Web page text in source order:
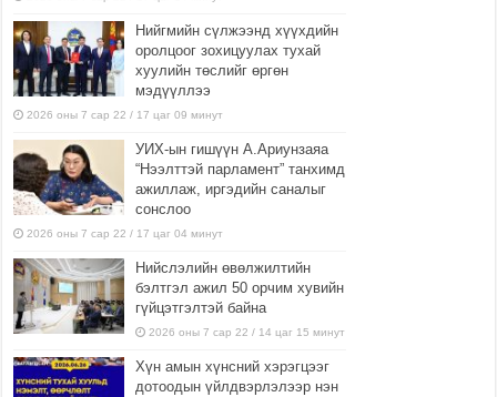
Нийгмийн сүлжээнд хүүхдийн
оролцоог зохицуулах тухай
хуулийн төслийг өргөн
мэдүүллээ
2026 оны 7 сар 22 / 17 цаг 09 минут
УИХ-ын гишүүн А.Ариунзаяа
“Нээлттэй парламент” танхимд
ажиллаж, иргэдийн саналыг
сонслоо
2026 оны 7 сар 22 / 17 цаг 04 минут
Нийслэлийн өвөлжилтийн
бэлтгэл ажил 50 орчим хувийн
гүйцэтгэлтэй байна
2026 оны 7 сар 22 / 14 цаг 15 минут
Хүн амын хүнсний хэрэгцээг
дотоодын үйлдвэрлэлээр нэн